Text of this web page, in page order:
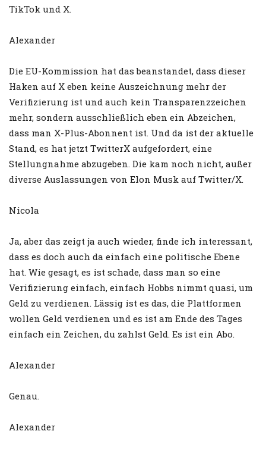
TikTok und X.
Alexander
Die EU-Kommission hat das beanstandet, dass dieser
Haken auf X eben keine Auszeichnung mehr der
Verifizierung ist und auch kein Transparenzzeichen
mehr, sondern ausschließlich eben ein Abzeichen,
dass man X-Plus-Abonnent ist. Und da ist der aktuelle
Stand, es hat jetzt TwitterX aufgefordert, eine
Stellungnahme abzugeben. Die kam noch nicht, außer
diverse Auslassungen von Elon Musk auf Twitter/X.
Nicola
Ja, aber das zeigt ja auch wieder, finde ich interessant,
dass es doch auch da einfach eine politische Ebene
hat. Wie gesagt, es ist schade, dass man so eine
Verifizierung einfach, einfach Hobbs nimmt quasi, um
Geld zu verdienen. Lässig ist es das, die Plattformen
wollen Geld verdienen und es ist am Ende des Tages
einfach ein Zeichen, du zahlst Geld. Es ist ein Abo.
Alexander
Genau.
Alexander